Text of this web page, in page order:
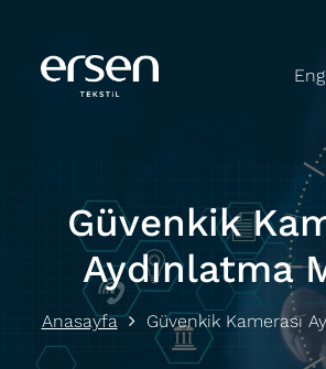
Güvenkik
Aydınlatma
Anasayfa Güvenkik Kamerası